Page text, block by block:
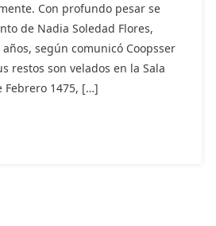
Con profundo pesar se
de Nadia Soledad Flores,
según comunicó Coopsser
restos son velados en la Sala
Febrero 1475, […]